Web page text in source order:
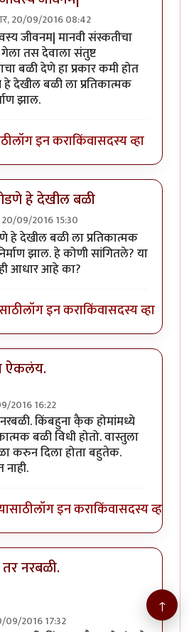
20/09/2016 08:42
कायदा संस्कति वगैरे..byचौकटराजा
जीवनम| मानवी संस्कतीचा
तस देवाला संतुष्ट
बळी देणे हा प्रकार कमी होत
देखील बळी ला प्रतिकात्मक
झाल.
लॉग इन कराकिंवासदस्य व्हा
हे देखील बळी
09/2016 15:30
आहे. जीवो जीवस्य जीवनम|by
हे देखील बळी ला प्रतिकात्मक
झाल. हे कोणी सांगितले? या
आधार आहे का?
लॉग इन कराकिंवासदस्य व्हा
ऐकलंय.
2016 16:22
>>> नारळ फोडणे हे देखील बळीby
किंबहुना कै़क होमांमध्ये
बळी विधी होतो. वास्तुला
करुन दिला होता बहुतेक.
लॉग इन कराकिंवासदस्य व्हा
नरबळी.
09/2016 17:32
↑